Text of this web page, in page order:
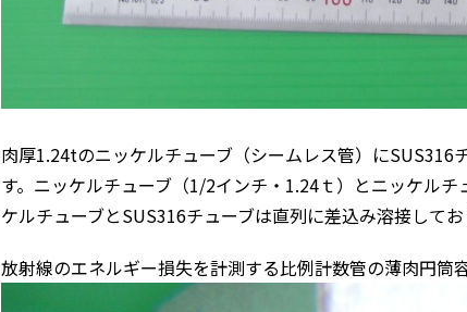
肉厚1.24tのニッケルチューブ（シームレス管）にSUS316
す。ニッケルチューブ（1/2インチ・1.24ｔ）とニッケル
ケルチューブとSUS316チューブは直列に差込み溶接してお
放射線のエネルギー損失を計測する比例計数管の薄肉円筒